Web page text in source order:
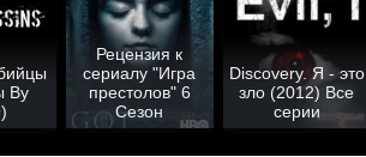
Ву
Рецензия к
сериалу "Игра
престолов" 6
Сезон
Discovery. Я - это
зло (2012) Все
серии